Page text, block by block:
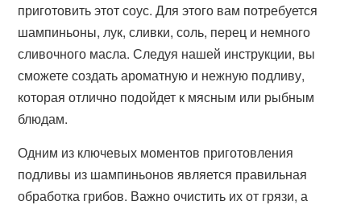
приготовить этот соус. Для этого вам потребуется
шампиньоны, лук, сливки, соль, перец и немного
сливочного масла. Следуя нашей инструкции, вы
сможете создать ароматную и нежную подливу,
которая отлично подойдет к мясным или рыбным
блюдам.
Одним из ключевых моментов приготовления
подливы из шампиньонов является правильная
обработка грибов. Важно очистить их от грязи, а